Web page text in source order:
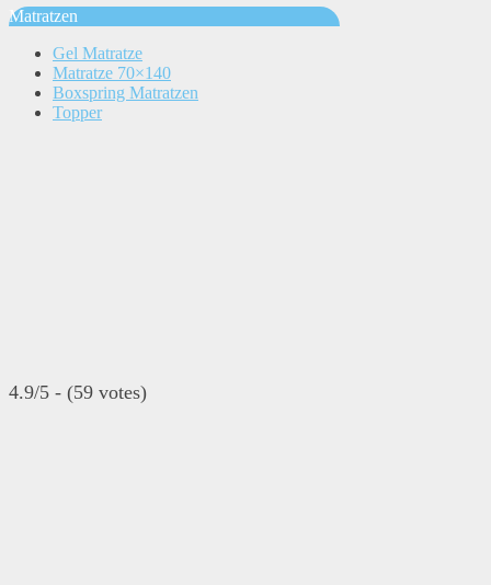
Matratzen
Gel Matratze
Matratze 70×140
Boxspring Matratzen
Topper
4.9/5 - (59 votes)